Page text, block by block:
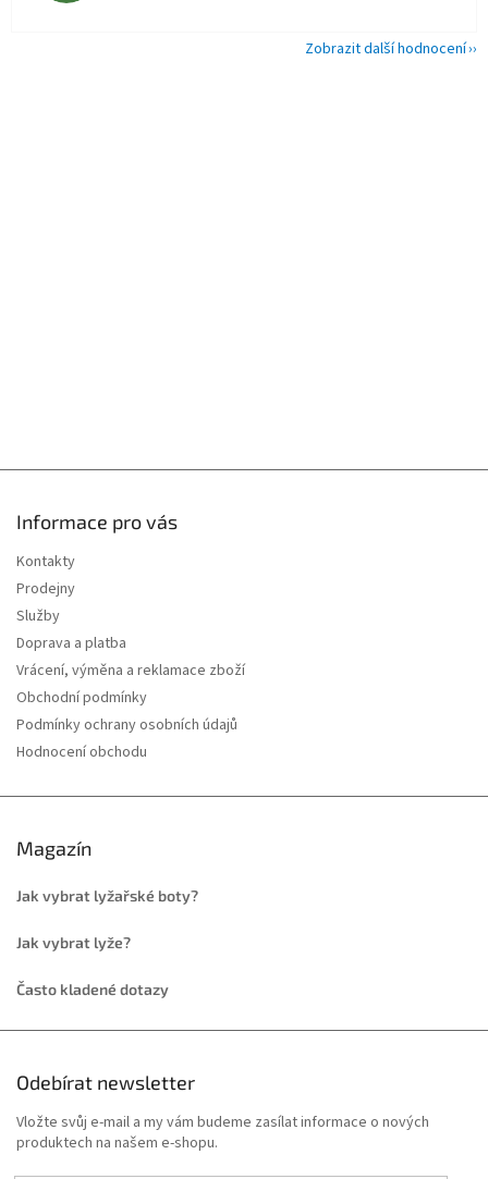
Zobrazit další hodnocení
Informace pro vás
Kontakty
Prodejny
Služby
Doprava a platba
Vrácení, výměna a reklamace zboží
Obchodní podmínky
Podmínky ochrany osobních údajů
Hodnocení obchodu
Magazín
Jak vybrat lyžařské boty?
Jak vybrat lyže?
Často kladené dotazy
Odebírat newsletter
Vložte svůj e-mail a my vám budeme zasílat informace o nových
produktech na našem e-shopu.